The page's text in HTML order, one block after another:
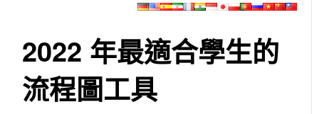
2022 年最適合學生的
流程圖工具